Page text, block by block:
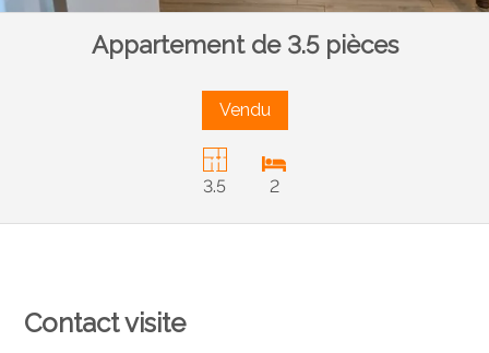
Appartement de 3.5 pièces
Vendu
3.5 2
Contact visite